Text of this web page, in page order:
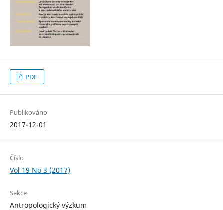
PDF
Publikováno
2017-12-01
Číslo
Vol 19 No 3 (2017)
Sekce
Antropologický výzkum